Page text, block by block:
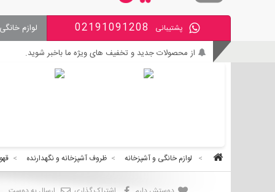
پشتیبانی 02191091208 لوازم
از محصولات جدید و تخفیف های ویژه ما باخبر شوید.
بی واسطه و مطمئن خرید کنید.
> لوازم خانگی و آشپزخانه > ظروف آشپزخانه و نگهدارنده >